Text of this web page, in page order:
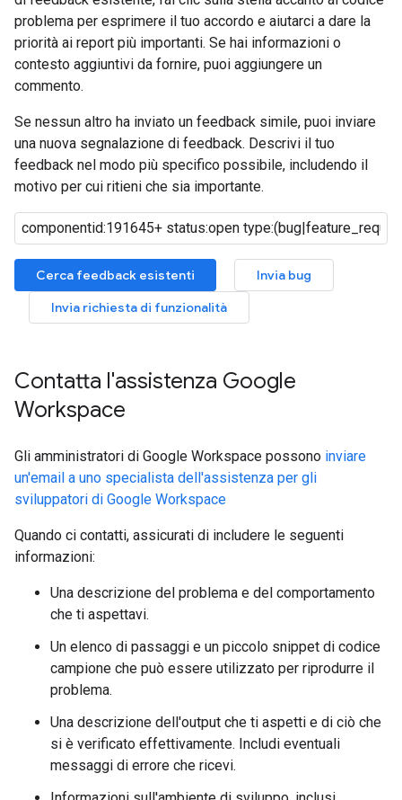
problema per esprimere il tuo accordo e aiutarci a dare la
priorità ai report più importanti. Se hai informazioni o
contesto aggiuntivi da fornire, puoi aggiungere un
commento.
Se nessun altro ha inviato un feedback simile, puoi inviare
una nuova segnalazione di feedback. Descrivi il tuo
feedback nel modo più specifico possibile, includendo il
motivo per cui ritieni che sia importante.
Cerca feedback esistenti
Invia bug
Invia richiesta di funzionalità
Contatta l'assistenza Google
Workspace
Gli amministratori di Google Workspace possono inviare
un'email a uno specialista dell'assistenza per gli
sviluppatori di Google Workspace
Quando ci contatti, assicurati di includere le seguenti
informazioni:
Una descrizione del problema e del comportamento
che ti aspettavi.
Un elenco di passaggi e un piccolo snippet di codice
campione che può essere utilizzato per riprodurre il
problema.
Una descrizione dell'output che ti aspetti e di ciò che
si è verificato effettivamente. Includi eventuali
messaggi di errore che ricevi.